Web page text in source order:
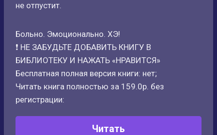
не отпустит.
Больно. Эмоционально. ХЭ!
❗ НЕ ЗАБУДЬТЕ ДОБАВИТЬ КНИГУ В
БИБЛИОТЕКУ И НАЖАТЬ «НРАВИТСЯ»
Бесплатная полная версия книги: нет;
Читать книга полностью за 159.0р. без
регистрации:
Читать